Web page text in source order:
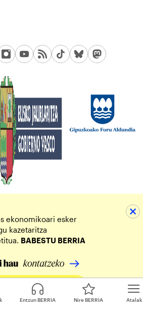
Atalak
Entzun BERRIA Nire BERRIA
ekonomikoari esker
kazetaritza
BABESTU BERRIA
zure ekarpena